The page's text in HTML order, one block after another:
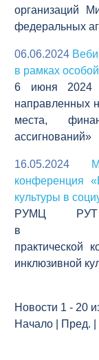
организаций
федеральных
06.06.2024
в рамках
6 июня 2024
направленных
места,
ассигнований»
16.05.2024
конференция
культуры в
РУМЦ
в
практической
инклюзивной
Новости 1 - 20
Начало | Пред. |